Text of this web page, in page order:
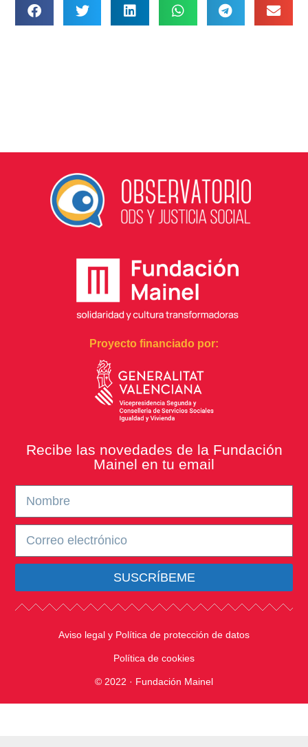
Proyecto financiado por:
Recibe las novedades de la Fundación
Mainel en tu email
SUSCRÍBEME
Aviso legal y Política de protección de datos
Política de cookies
© 2022 · Fundación Mainel